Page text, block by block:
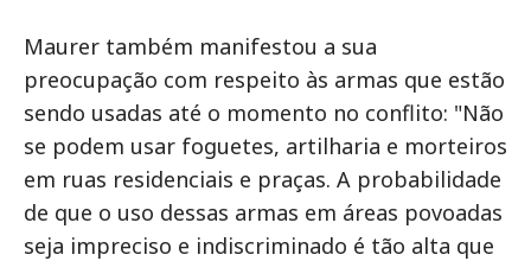
Maurer também manifestou a sua
preocupação com respeito às armas que estão
sendo usadas até o momento no conflito: "Não
se podem usar foguetes, artilharia e morteiros
em ruas residenciais e praças. A probabilidade
de que o uso dessas armas em áreas povoadas
seja impreciso e indiscriminado é tão alta que